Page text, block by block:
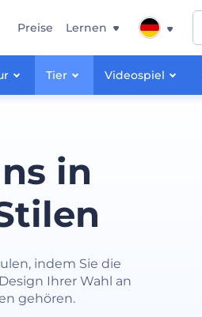
Tier Videospiel
Preise Lernen
in
indem Sie die
Ihrer Wahl an
gehören.